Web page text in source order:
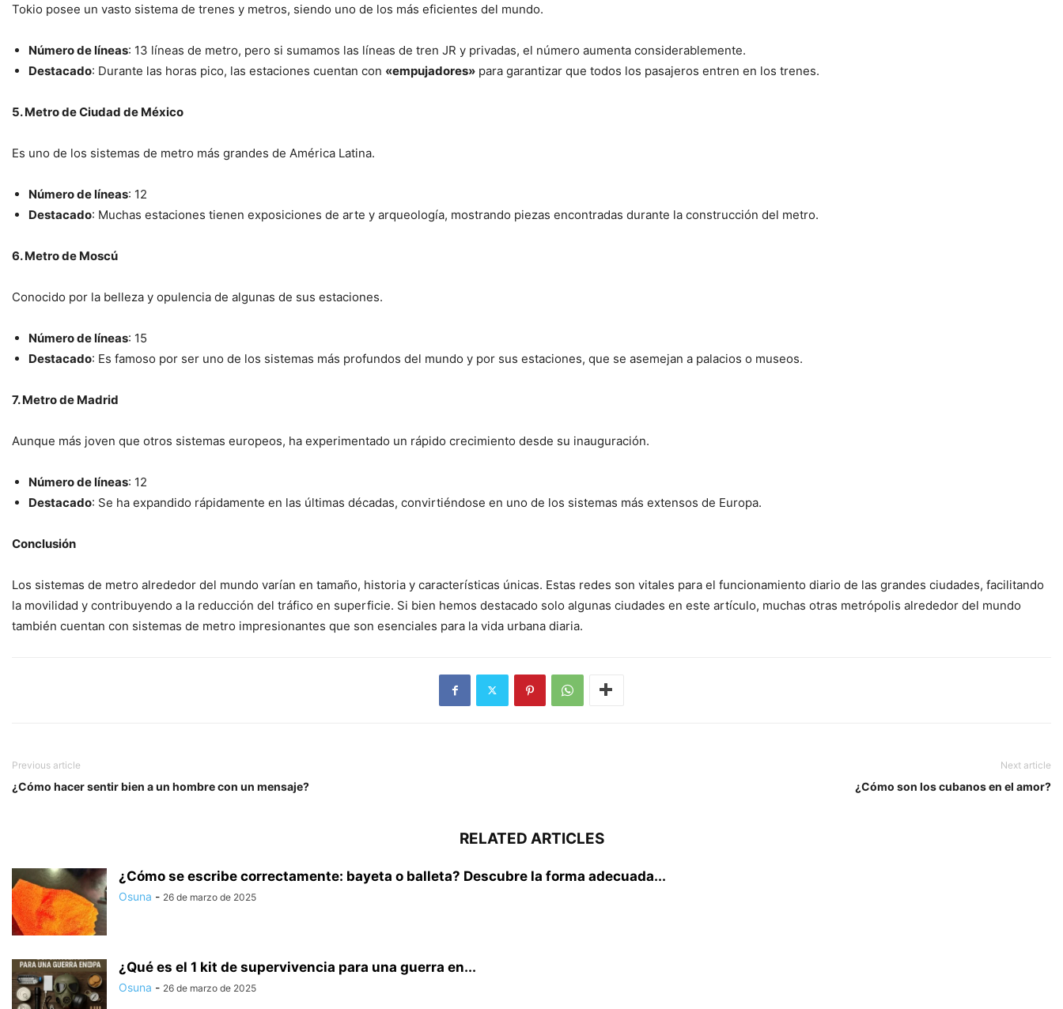
Tokio posee un vasto sistema de trenes y metros, siendo uno de los más eficientes del mundo.
Número de líneas: 13 líneas de metro, pero si sumamos las líneas de tren JR y privadas, el número aumenta considerablemente.
Destacado: Durante las horas pico, las estaciones cuentan con «empujadores» para garantizar que todos los pasajeros entren en los trenes.
5. Metro de Ciudad de México
Es uno de los sistemas de metro más grandes de América Latina.
Número de líneas: 12
Destacado: Muchas estaciones tienen exposiciones de arte y arqueología, mostrando piezas encontradas durante la construcción del metro.
6. Metro de Moscú
Conocido por la belleza y opulencia de algunas de sus estaciones.
Número de líneas: 15
Destacado: Es famoso por ser uno de los sistemas más profundos del mundo y por sus estaciones, que se asemejan a palacios o museos.
7. Metro de Madrid
Aunque más joven que otros sistemas europeos, ha experimentado un rápido crecimiento desde su inauguración.
Número de líneas: 12
Destacado: Se ha expandido rápidamente en las últimas décadas, convirtiéndose en uno de los sistemas más extensos de Europa.
Conclusión
Los sistemas de metro alrededor del mundo varían en tamaño, historia y características únicas. Estas redes son vitales para el funcionamiento diario de las grandes ciudades, facilitando
la movilidad y contribuyendo a la reducción del tráfico en superficie. Si bien hemos destacado solo algunas ciudades en este artículo, muchas otras metrópolis alrededor del mundo
también cuentan con sistemas de metro impresionantes que son esenciales para la vida urbana diaria.
Previous article
¿Cómo hacer sentir bien a un hombre con un mensaje?
Next article
¿Cómo son los cubanos en el amor?
RELATED ARTICLES
¿Cómo se escribe correctamente: bayeta o balleta? Descubre la forma adecuada...
Osuna - 26 de marzo de 2025
¿Qué es el 1 kit de supervivencia para una guerra en...
Osuna - 26 de marzo de 2025